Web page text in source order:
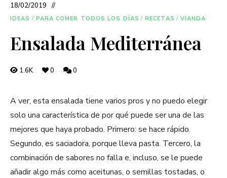
18/02/2019
IDEAS / PARA COMER TODOS LOS DÍAS / RECETAS / VIANDA
Ensalada Mediterránea
1.6K 0 0
A ver, esta ensalada tiene varios pros y no puedo elegir
solo una característica de por qué puede ser una de las
mejores que haya probado. Primero: se hace rápido.
Segundo, es saciadora, porque lleva pasta. Tercero, la
combinación de sabores no falla e, incluso, se le puede
añadir algo más como aceitunas, o semillas tostadas, o